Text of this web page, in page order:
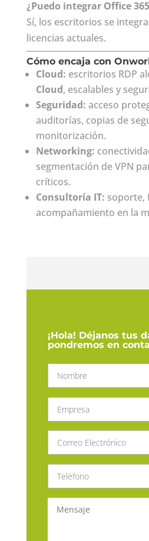
¿Puedo integrar Office
Sí, los escritorios se
licencias actuales.
Cómo encaja con
Cloud: escritorios RDP
Cloud, escalables y
Seguridad: acceso
auditorías, copias de
monitorización.
Networking:
segmentación de VPN
críticos.
Consultoría IT: soporte,
acompañamiento en la
¡Hola! Déjanos tus
pondremos en